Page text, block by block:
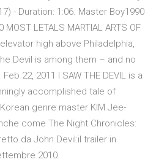
- Duration: 1:06. Master Boy1990
MOST LETALS MARTIAL ARTS OF
high above Philadelphia,
Devil is among them – and no
22, 2011 I SAW THE DEVIL is a
accomplished tale of
genre master KIM Jee-
come The Night Chronicles:
da John Devil:il trailer in
2010.